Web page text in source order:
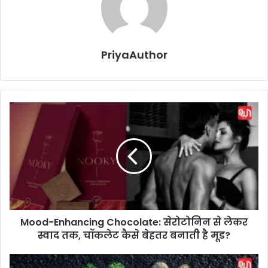
PriyaAuthor
h
a
Mood-Enhancing Chocolate: सेरोटोनिन से लेकर
स्वाद तक, चॉकलेट कैसे बेहतर बनाती है मूड?
C